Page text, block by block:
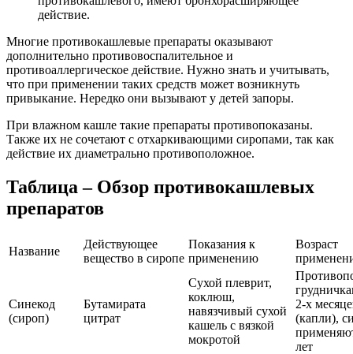
действие.
Многие противокашлевые препараты оказывают
дополнительно противовоспалительное и
противоаллергическое действие. Нужно знать и учитывать,
что при применении таких средств может возникнуть
привыкание. Нередко они вызывают у детей запоры.
При влажном кашле такие препараты противопоказаны.
Также их не сочетают с отхаркивающими сиропами, так как
действие их диаметрально противоположное.
Таблица – Обзор противокашлевых
препаратов
Название
Действующее
вещество в сиропе
Показания к
применению
Возраст
Синекод
(сироп)
Бутамирата
цитрат
Сухой плеврит,
коклюш,
навязчивый сухой
кашель с вязкой
мокротой
2-х
(капли),
лет